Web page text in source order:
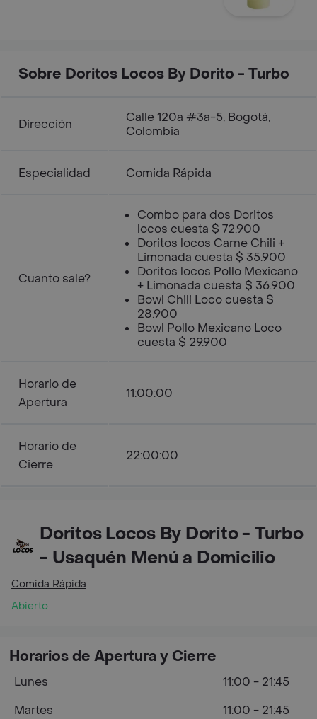
Sobre Doritos Locos By Dorito - Turbo
Dirección
Calle 120a #3a-5, Bogotá,
Colombia
Especialidad Comida Rápida
Cuanto sale?
Combo para dos Doritos
locos cuesta $ 72.900
Doritos locos Carne Chili +
Limonada cuesta $ 35.900
Doritos locos Pollo Mexicano
+ Limonada cuesta $ 36.900
Bowl Chili Loco cuesta $
28.900
Bowl Pollo Mexicano Loco
cuesta $ 29.900
Horario de
Apertura
11:00:00
Horario de
Cierre
22:00:00
Doritos Locos By Dorito - Turbo
- Usaquén Menú a Domicilio
Comida Rápida
Abierto
Horarios de Apertura y Cierre
Lunes
11:00 - 21:45
Martes
11:00 - 21:45